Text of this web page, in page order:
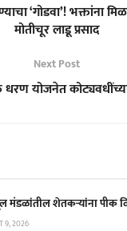
‘गोडवा’! भक्तांना
मोतीचूर लाडू प्रसाद
Next Post
योजनेत कोट्यवधींच्या
शेतकऱ्यांना पीक
9, 2026